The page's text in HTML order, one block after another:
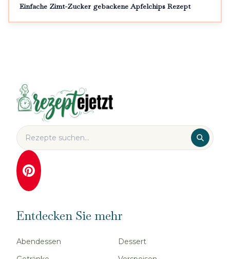
Einfache Zimt-Zucker gebackene Apfelchips Rezept
Entdecken Sie mehr
Abendessen
Dessert